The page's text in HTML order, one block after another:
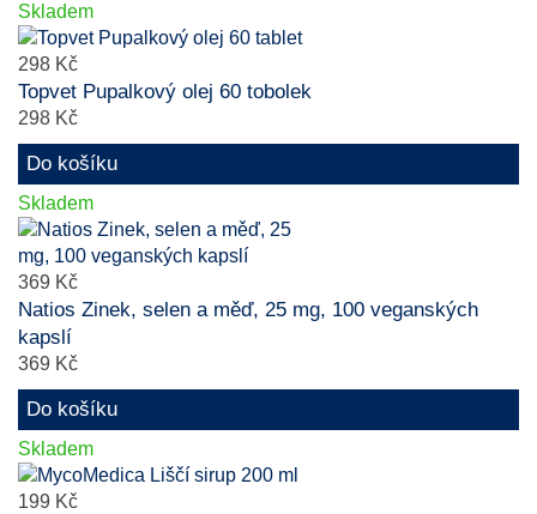
Skladem
298 Kč
Topvet Pupalkový olej 60 tobolek
298 Kč
Do košíku
Skladem
369 Kč
Natios Zinek, selen a měď, 25 mg, 100 veganských
kapslí
369 Kč
Do košíku
Skladem
199 Kč